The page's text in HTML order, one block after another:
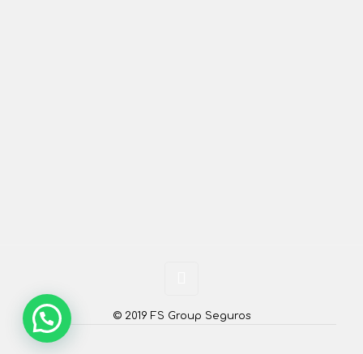
© 2019 FS Group Seguros